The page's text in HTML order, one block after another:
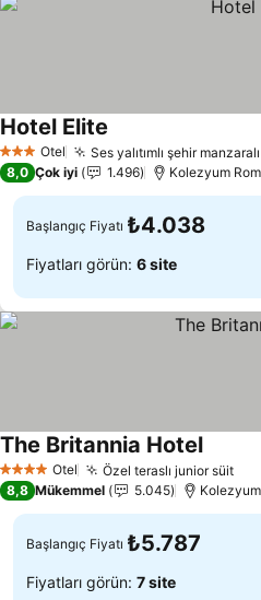
3 YıldızOtel Ses yalıtımlı şehir
Hotel Elite
8,0 Çok iyi 1.496 Kolezyum
Başlangıç Fiyatı ₺4.038
Fiyatları görün: 6 site
4 Yıldız Otel Özel teraslı junior süit
The Britannia Hotel
8,8 Mükemmel 5.045
Başlangıç Fiyatı ₺5.787
Fiyatları görün: 7 site